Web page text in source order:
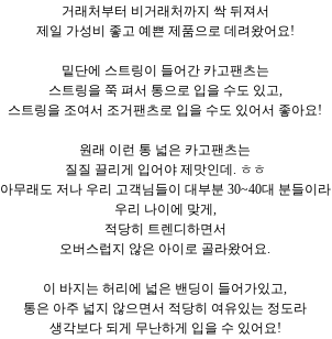
거래처부터 비거래처까지 싹 뒤져서
제일 가성비 좋고 예쁜 제품으로 데려왔어요!
밑단에 스트링이 들어간 카고팬츠는
스트링을 쭉 펴서 통으로 입을 수도 있고,
스트링을 조여서 조거팬츠로 입을 수도 있어서 좋아요!
원래 이런 통 넓은 카고팬츠는
질질 끌리게 입어야 제맛인데. ㅎㅎ
아무래도 저나 우리 고객님들이 대부분 30~40대 분들이라
우리 나이에 맞게,
적당히 트렌디하면서
오버스럽지 않은 아이로 골라왔어요.
이 바지는 허리에 넓은 밴딩이 들어가있고,
통은 아주 넓지 않으면서 적당히 여유있는 정도라
생각보다 되게 무난하게 입을 수 있어요!